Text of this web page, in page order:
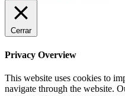
Cerrar
Privacy Overview
This website uses cookies to
navigate through the website.